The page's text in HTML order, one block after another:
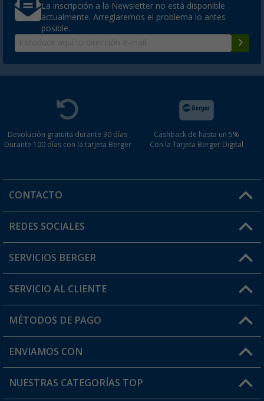
La inscripción a la Newsletter no está disponible
actualmente. Arreglaremos el problema lo antes
posible.
Devolución gratuita durante 30 días
Durante 100 días con la tarjeta Berger
Cashback de hasta un 5%
Con la Tarjeta Berger Digital
CONTACTO
Horario de atención al cliente:
¿Tienes alguna duda?
REDES SOCIALES
SERVICIOS BERGER
Conviértete en distribuidor
Mi cuenta
Tarjeta Berger Digital
SERVICIO AL CLIENTE
FAQ y Contacto
Información de envío
¿Dónde está mi pedido?
MÉTODOS DE PAGO
ENVIAMOS CON
NUESTRAS CATEGORÍAS TOP